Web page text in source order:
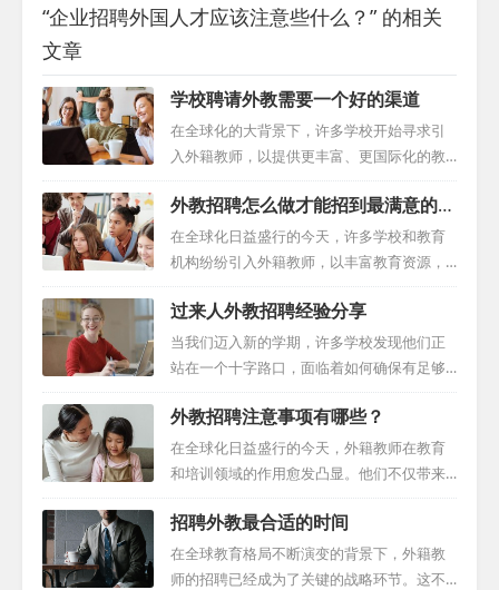
“企业招聘外国人才应该注意些什么？” 的相关
文章
学校聘请外教需要一个好的渠道
在全球化的大背景下，许多学校开始寻求引
入外籍教师，以提供更丰富、更国际化的教
育。然而，这一过程往往充满了挑战，如信
息筛选、签证办理等。本文将提供一种全新
的视角，帮助学校在复杂多样的外教招聘渠
道中能更高效地招聘到合适的外籍教师。 外
籍教师招聘的传统路径往往是繁复且耗时
的。学校需要在各种免费的外国人求职网站
上发布招聘信息，然后从收到的众多简历中
筛选合适的候选人。接着，还需要处理复杂
的背景下，一些新的方法应运而生。中介机
构就是其中一种高效且省力的选择。这些机
构通常拥有广泛的...
外教招聘怎么做才能招到最满意的外
教？
在全球化日益盛行的今天，许多学校和教育
机构纷纷引入外籍教师，以丰富教育资源，
提升教学质量。然而，招聘外籍教师并非易
事，它涉及到诸多因素，如文化差异、语言
障碍、工作习惯等。因此，制定一份详尽的
招聘计划，明确各阶段的目标和任务，是成
功招聘外籍教师的关键。 首先，制定招聘计
划是基础。明确所需教师的数量、科目以及
工作时间，为后续工作奠定基础。同时，要
明确招聘的预算，以确保招聘工作的顺利进
聘渠道时，要综合考虑学校的实际情况和需
求。例如，学校的官方网站是一个很好的平
台，而专业的外...
过来人外教招聘经验分享
当我们迈入新的学期，许多学校发现他们正
站在一个十字路口，面临着如何确保有足够
合格的外籍教师的问题。虽然有些学校早早
地就做好了招聘计划，但也有不少学校在最
后一刻还在应对外教招聘的挑战。本文将以
过来人的视角进行外教招聘经验分享。 一、
早期规划的力量 要想充分发挥招聘的潜力，
前瞻性的思维策略是必不可少的。有远见的
学校会在2-3个月前就开始规划，这样他们就
有足够的时间去寻找高素质的外籍教师，并
外教招聘注意事项有哪些？
在全球化日益盛行的今天，外籍教师在教育
和培训领域的作用愈发凸显。他们不仅带来
了多元化的教学视角，还通过自身的语言能
力和跨文化经验，为学生提供了宝贵的全球
视野。然而，招聘外籍教师并非易事，这既
涉及到寻找合适的候选人，也涉及到确保他
招聘外教最合适的时间
在全球教育格局不断演变的背景下，外籍教
师的招聘已经成为了关键的战略环节。这不